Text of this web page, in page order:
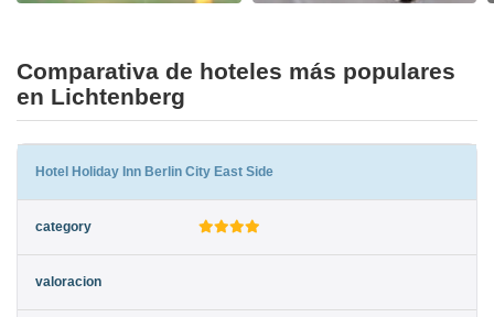
Comparativa de hoteles más populares
en Lichtenberg
Hotel Holiday Inn Berlin City East Side